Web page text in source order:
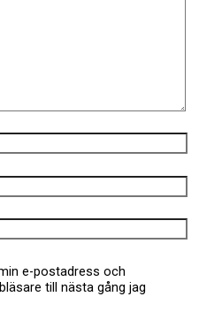
e-postadress och
till nästa gång jag